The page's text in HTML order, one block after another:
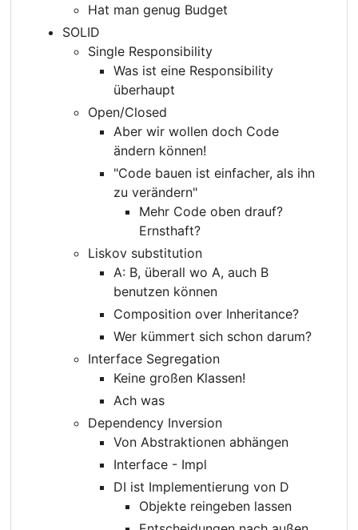
Hat man genug Budget
SOLID
Single Responsibility
Was ist eine Responsibility
überhaupt
Open/Closed
Aber wir wollen doch Code
ändern können!
"Code bauen ist einfacher, als ihn
zu verändern"
Mehr Code oben drauf?
Ernsthaft?
Liskov substitution
A: B, überall wo A, auch B
benutzen können
Composition over Inheritance?
Wer kümmert sich schon darum?
Interface Segregation
Keine großen Klassen!
Ach was
Dependency Inversion
Von Abstraktionen abhängen
Interface - Impl
DI ist Implementierung von D
Objekte reingeben lassen